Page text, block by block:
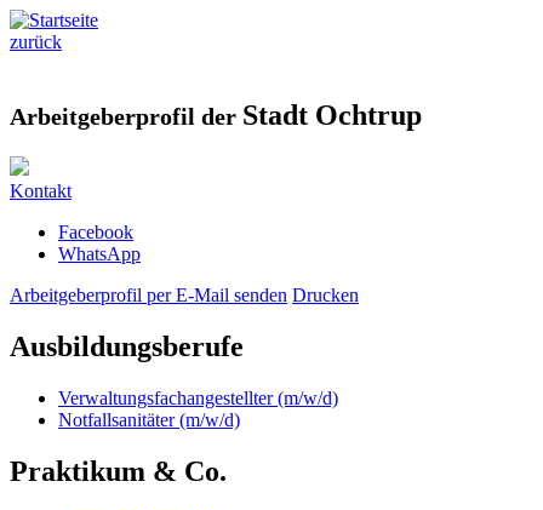
zurück
Arbeitgeberprofil der Stadt Ochtrup
Kontakt
Facebook
WhatsApp
Arbeitgeberprofil per E-Mail senden Drucken
Ausbildungsberufe
Verwaltungsfachangestellter (m/w/d)
Notfallsanitäter (m/w/d)
Praktikum & Co.